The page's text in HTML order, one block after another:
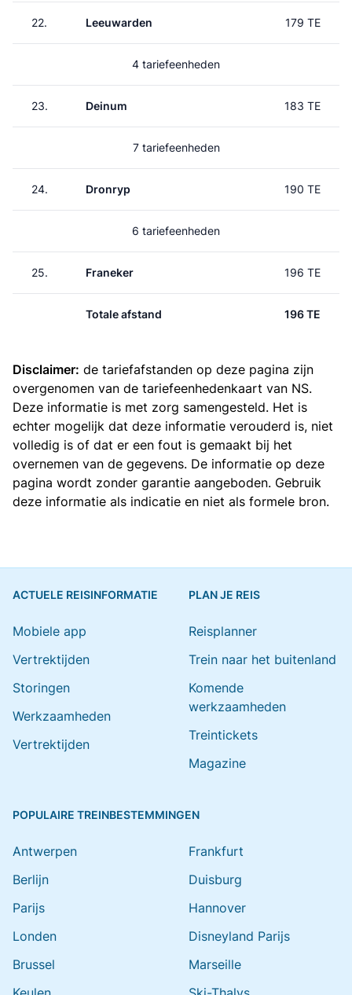
22. Leeuwarden 179 TE
4 tariefeenheden
23. Deinum 183 TE
7 tariefeenheden
24. Dronryp 190 TE
6 tariefeenheden
25. Franeker 196 TE
Totale afstand 196 TE
Disclaimer: de tariefafstanden op deze pagina zijn
overgenomen van de tariefeenhedenkaart van NS.
Deze informatie is met zorg samengesteld. Het is
echter mogelijk dat deze informatie verouderd is, niet
volledig is of dat er een fout is gemaakt bij het
overnemen van de gegevens. De informatie op deze
pagina wordt zonder garantie aangeboden. Gebruik
deze informatie als indicatie en niet als formele bron.
ACTUELE REISINFORMATIE
Mobiele app
Vertrektijden
Storingen
Werkzaamheden
Vertrektijden
PLAN JE REIS
Reisplanner
Trein naar het buitenland
Komende
werkzaamheden
Treintickets
Magazine
POPULAIRE TREINBESTEMMINGEN
Antwerpen
Berlijn
Parijs
Londen
Brussel
Frankfurt
Duisburg
Hannover
Disneyland Parijs
Marseille